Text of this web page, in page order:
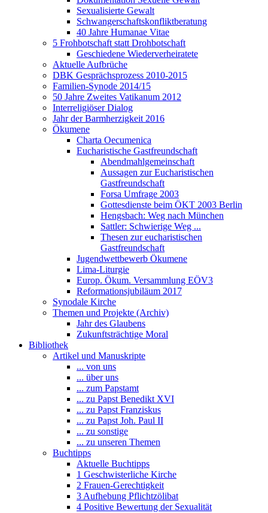
Sexualisierte Gewalt
Schwangerschaftskonfliktberatung
40 Jahre Humanae Vitae
5 Frohbotschaft statt Drohbotschaft
Geschiedene Wiederverheiratete
Aktuelle Aufbrüche
DBK Gesprächsprozess 2010-2015
Familien-Synode 2014/15
50 Jahre Zweites Vatikanum 2012
Interreligiöser Dialog
Jahr der Barmherzigkeit 2016
Ökumene
Charta Oecumenica
Eucharistische Gastfreundschaft
Abendmahlgemeinschaft
Aussagen zur Eucharistischen
Gastfreundschaft
Forsa Umfrage 2003
Gottesdienste beim ÖKT 2003 Berlin
Hengsbach: Weg nach München
Sattler: Schwierige Weg ...
Thesen zur eucharistischen
Gastfreundschaft
Jugendwettbewerb Ökumene
Lima-Liturgie
Europ. Ökum. Versammlung EÖV3
Reformationsjubiläum 2017
Synodale Kirche
Themen und Projekte (Archiv)
Jahr des Glaubens
Zukunftsträchtige Moral
Bibliothek
Artikel und Manuskripte
... von uns
... über uns
... zum Papstamt
... zu Papst Benedikt XVI
... zu Papst Franziskus
... zu Papst Joh. Paul II
... zu sonstige
... zu unseren Themen
Buchtipps
Aktuelle Buchtipps
1 Geschwisterliche Kirche
2 Frauen-Gerechtigkeit
3 Aufhebung Pflichtzölibat
4 Positive Bewertung der Sexualität